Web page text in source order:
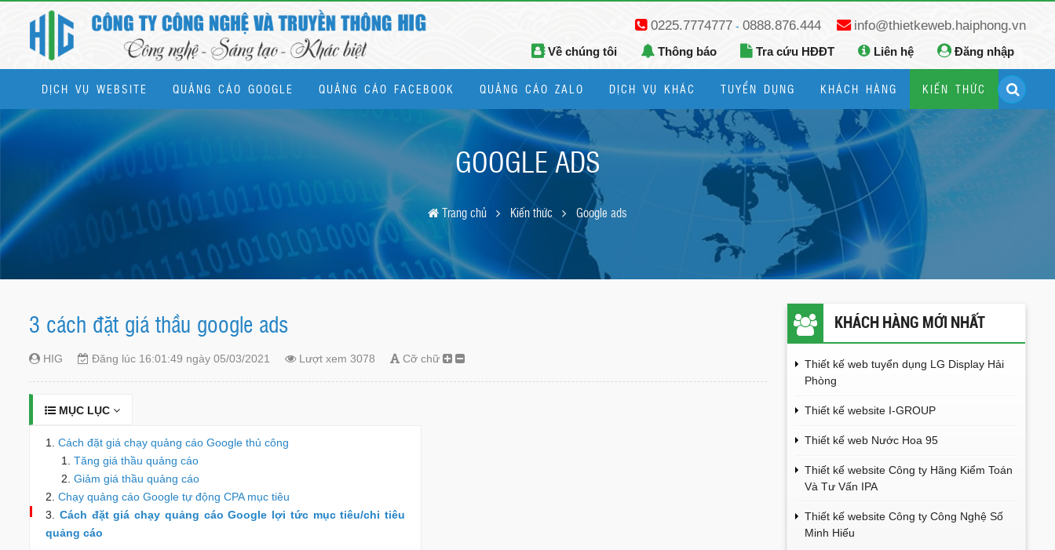
0225.7774777 - 0888.876.444 info@thietkeweb.haiphong.vn
Về chúng tôi Thông báo Tra cứu HĐĐT Liên hệ Đăng nhập
DỊCH VỤ WEBSITE QUẢNG CÁO GOOGLE QUẢNG CÁO FACEBOOK QUẢNG CÁO ZALO DỊCH VỤ KHÁC TUYỂN DỤNG KHÁCH HÀNG KIẾN THỨC
GOOGLE ADS
Trang chủ Kiến thức Google ads
3 cách đặt giá thầu google ads
HIG Đăng lúc 16:01:49 ngày 05/03/2021 Lượt xem 3078 Cỡ chữ
MỤC LỤC
Cách đặt giá chạy quảng cáo Google thủ công
Tăng giá thầu quảng cáo
Giảm giá thầu quảng cáo
Chạy quảng cáo Google tự động CPA mục tiêu
Cách đặt giá chạy quảng cáo Google lợi tức mục tiêu/chi tiêu
quảng cáo
KHÁCH HÀNG MỚI NHẤT
Thiết kế web tuyển dụng LG Display Hải
Phòng
Thiết kế website I-GROUP
Thiết kế web Nước Hoa 95
Thiết kế website Công ty Hãng Kiểm Toán
Và Tư Vấn IPA
Thiết kế website Công ty Công Nghệ Số
Minh Hiếu